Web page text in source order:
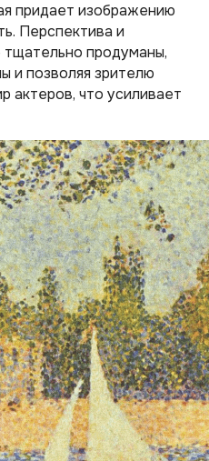
придает изображению
Перспектива и
тщательно продуманы,
и позволяя зрителю
актеров, что усиливает